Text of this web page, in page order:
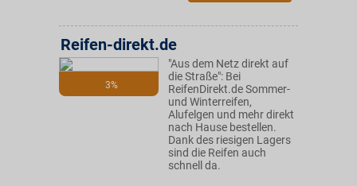
3%
Reifen-direkt.de
"Aus dem Netz direkt auf
die Straße": Bei
ReifenDirekt.de Sommer-
und Winterreifen,
Alufelgen und mehr direkt
nach Hause bestellen.
Dank des riesigen Lagers
sind die Reifen auch
schnell da.